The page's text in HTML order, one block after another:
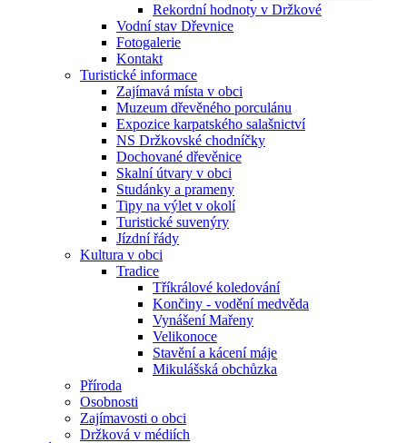
Rekordní hodnoty v Držkové
Vodní stav Dřevnice
Fotogalerie
Kontakt
Turistické informace
Zajímavá místa v obci
Muzeum dřevěného porculánu
Expozice karpatského salašnictví
NS Držkovské chodníčky
Dochované dřevěnice
Skalní útvary v obci
Studánky a prameny
Tipy na výlet v okolí
Turistické suvenýry
Jízdní řády
Kultura v obci
Tradice
Tříkrálové koledování
Končiny - vodění medvěda
Vynášení Mařeny
Velikonoce
Stavění a kácení máje
Mikulášská obchůzka
Příroda
Osobnosti
Zajímavosti o obci
Držková v médiích